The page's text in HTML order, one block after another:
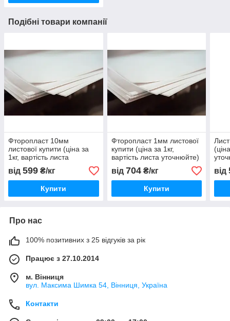
Подібні товари компанії
Фторопласт 10мм
листової купити (ціна за
1кг, вартість листа
від 599 ₴/кг
Купити
Фторопласт 1мм листової
купити (ціна за 1кг,
вартість листа уточнюйте)
від 704₴/кг
Купити
від
Про нас
100% позитивних з 25 відгуків за рік
Працює з 27.10.2014
м. Вінниця
вул. Максима Шимка 54, Вінниця, Україна
Контакти